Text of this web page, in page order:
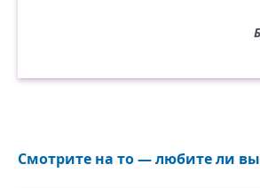
Смотрите на то — любите ли